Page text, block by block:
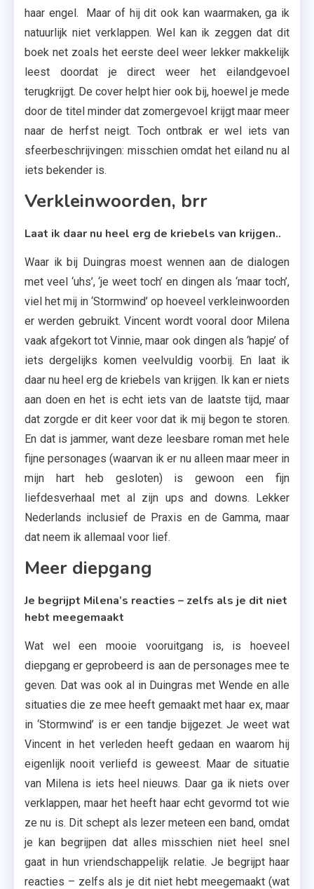
haar engel. Maar of hij dit ook kan waarmaken, ga ik
natuurlijk niet verklappen. Wel kan ik zeggen dat dit
boek net zoals het eerste deel weer lekker makkelijk
leest doordat je direct weer het eilandgevoel
terugkrijgt. De cover helpt hier ook bij, hoewel je mede
door de titel minder dat zomergevoel krijgt maar meer
naar de herfst neigt. Toch ontbrak er wel iets van
sfeerbeschrijvingen: misschien omdat het eiland nu al
iets bekender is.
Verkleinwoorden, brr
Laat ik daar nu heel erg de kriebels van krijgen..
Waar ik bij Duingras moest wennen aan de dialogen
met veel ‘uhs’, ‘je weet toch’ en dingen als ‘maar toch’,
viel het mij in ‘Stormwind’ op hoeveel verkleinwoorden
er werden gebruikt. Vincent wordt vooral door Milena
vaak afgekort tot Vinnie, maar ook dingen als ‘hapje’ of
iets dergelijks komen veelvuldig voorbij. En laat ik
daar nu heel erg de kriebels van krijgen. Ik kan er niets
aan doen en het is echt iets van de laatste tijd, maar
dat zorgde er dit keer voor dat ik mij begon te storen.
En dat is jammer, want deze leesbare roman met hele
fijne personages (waarvan ik er nu alleen maar meer in
mijn hart heb gesloten) is gewoon een fijn
liefdesverhaal met al zijn ups and downs. Lekker
Nederlands inclusief de Praxis en de Gamma, maar
dat neem ik allemaal voor lief.
Meer diepgang
Je begrijpt Milena’s reacties – zelfs als je dit niet
hebt meegemaakt
Wat wel een mooie vooruitgang is, is hoeveel
diepgang er geprobeerd is aan de personages mee te
geven. Dat was ook al in Duingras met Wende en alle
situaties die ze mee heeft gemaakt met haar ex, maar
in ‘Stormwind’ is er een tandje bijgezet. Je weet wat
Vincent in het verleden heeft gedaan en waarom hij
eigenlijk nooit verliefd is geweest. Maar de situatie
van Milena is iets heel nieuws. Daar ga ik niets over
verklappen, maar het heeft haar echt gevormd tot wie
ze nu is. Dit schept als lezer meteen een band, omdat
je kan begrijpen dat alles misschien niet heel snel
gaat in hun vriendschappelijk relatie. Je begrijpt haar
reacties – zelfs als je dit niet hebt meegemaakt (wat